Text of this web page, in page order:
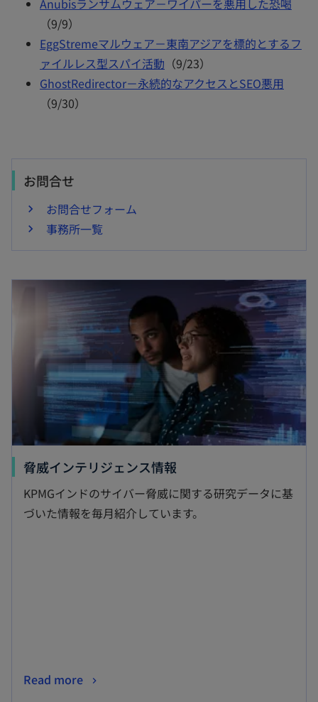
Anubisランサムウェア－ワイパーを悪用した恐喝
（9/9）
EggStremeマルウェア－東南アジアを標的とするフ
ァイルレス型スパイ活動 （9/23）
GhostRedirector－永続的なアクセスとSEO悪用
（9/30）
お問合せ
お問合せフォーム
事務所一覧
脅威インテリジェンス情報
し
い
KPMGインドのサイバー脅威に関する研究データに基
づいた情報を毎月紹介しています。
Read more
新しいタブで開く